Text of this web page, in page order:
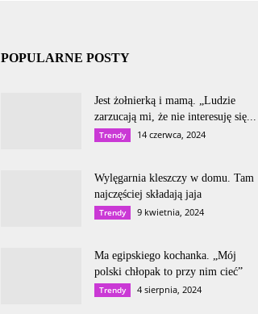
POPULARNE POSTY
Jest żołnierką i mamą. „Ludzie
zarzucają mi, że nie interesuję się...
Trendy 14 czerwca, 2024
Wylęgarnia kleszczy w domu. Tam
najczęściej składają jaja
Trendy 9 kwietnia, 2024
Ma egipskiego kochanka. „Mój
polski chłopak to przy nim cieć”
Trendy 4 sierpnia, 2024